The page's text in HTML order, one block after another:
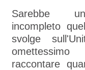
Sarebbe
incompleto
svolge
raccontare